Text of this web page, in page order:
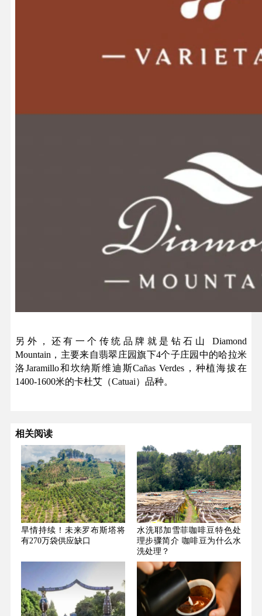
另外，还有一个传统品牌就是钻石山 Diamond
Mountain，主要来自翡翠庄园旗下4个子庄园中的哈拉米
洛Jaramillo和坎纳斯维迪斯Cañas Verdes，种植海拔在
1400-1600米的卡杜艾（Catuai）品种。
相关阅读
旱情持续！未来罗布斯塔将
有270万袋供应缺口
水洗耶加雪菲咖啡豆特色处
理步骤简介 咖啡豆为什么水
洗处理？